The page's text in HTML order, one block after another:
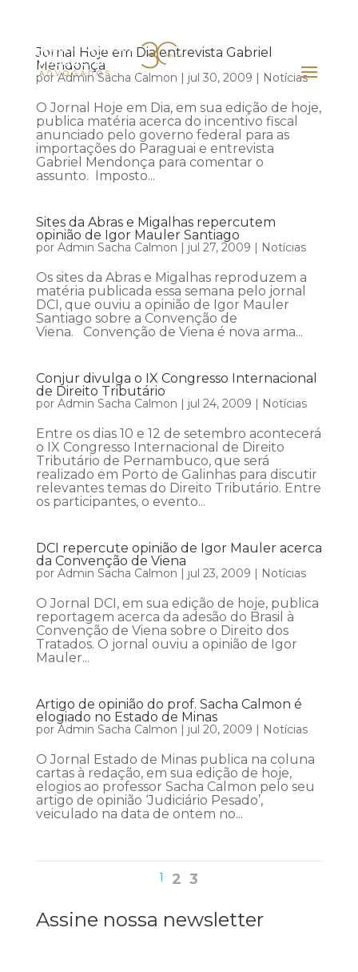
Jornal Hoje em Dia entrevista Gabriel
Mendonça
porAdmin Sacha Calmon | jul 30, 2009 | Notícias
O Jornal Hoje em Dia, em sua edição de hoje,
publica matéria acerca do incentivo fiscal
anunciado pelo governo federal para as
importações do Paraguai e entrevista
Gabriel Mendonça para comentar o
assunto. Imposto...
Sites da Abras e Migalhas repercutem
opinião de Igor Mauler Santiago
por Admin Sacha Calmon | jul 27, 2009 | Notícias
Os sites da Abras e Migalhas reproduzem a
matéria publicada essa semana pelo jornal
DCI, que ouviu a opinião de Igor Mauler
Santiago sobre a Convenção de
Viena. Convenção de Viena é nova arma...
Conjur divulga o IX Congresso Internacional
de Direito Tributário
por Admin Sacha Calmon | jul 24, 2009 | Notícias
Entre os dias 10 e 12 de setembro acontecerá
o IX Congresso Internacional de Direito
Tributário de Pernambuco, que será
realizado em Porto de Galinhas para discutir
relevantes temas do Direito Tributário. Entre
os participantes, o evento...
DCI repercute opinião de Igor Mauler acerca
da Convenção de Viena
por Admin Sacha Calmon | jul 23, 2009 | Notícias
O Jornal DCI, em sua edição de hoje, publica
reportagem acerca da adesão do Brasil à
Convenção de Viena sobre o Direito dos
Tratados. O jornal ouviu a opinião de Igor
Mauler...
Artigo de opinião do prof. Sacha Calmon é
elogiado no Estado de Minas
por Admin Sacha Calmon | jul 20, 2009 | Notícias
O Jornal Estado de Minas publica na coluna
cartas à redação, em sua edição de hoje,
elogios ao professor Sacha Calmon pelo seu
artigo de opinião ‘Judiciário Pesado’,
veiculado na data de ontem no...
1 2 3
Assine nossa newsletter